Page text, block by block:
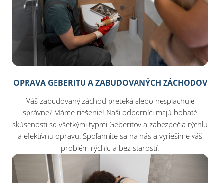
OPRAVA GEBERITU A ZABUDOVANÝCH ZÁCHODOV
Váš zabudovaný záchod preteká alebo nesplachuje
správne? Máme riešenie! Naši odborníci majú bohaté
skúsenosti so všetkými typmi Geberitov a zabezpečia rýchlu
a efektívnu opravu. Spoľahnite sa na nás a vyriešime váš
problém rýchlo a bez starostí.